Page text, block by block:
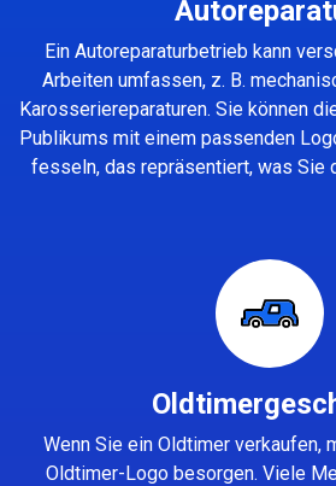
Ein Autoreparaturbetrieb kann
Arbeiten umfassen, z. B.
Karosseriereparaturen. Sie können
Publikums mit einem passenden
fesseln, das repräsentiert, was Sie
Wenn Sie ein Oldtimer verkaufen,
Oldtimer-Logo besorgen. Viele